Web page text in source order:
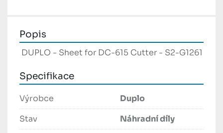
Popis
DUPLO - Sheet for DC-615 Cutter - S2-G1261
Specifikace
Výrobce
Duplo
Stav
Náhradní díly